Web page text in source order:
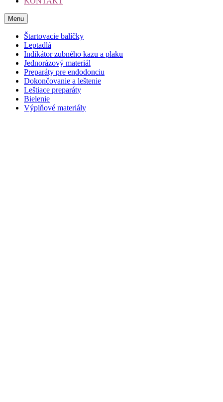
Menu
Štartovacie balíčky
Leptadlá
Indikátor zubného kazu a plaku
Jednorázový materiál
Preparáty pre endodonciu
Dokončovanie a leštenie
Leštiace preparáty
Bielenie
Výplňové materiály